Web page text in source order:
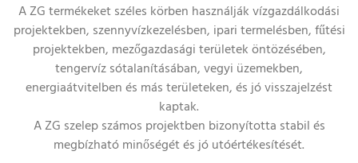
A ZG termékeket széles körben használják vízgazdálkodási
projektekben, szennyvízkezelésben, ipari termelésben, fűtési
projektekben, mezőgazdasági területek öntözésében,
tengervíz sótalanításában, vegyi üzemekben,
energiaátvitelben és más területeken, és jó visszajelzést
kaptak.
A ZG szelep számos projektben bizonyította stabil és
megbízható minőségét és jó utóértékesítését.